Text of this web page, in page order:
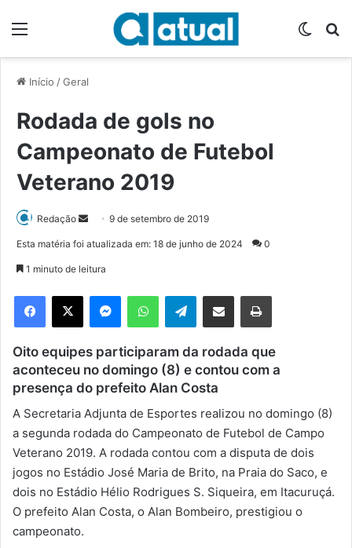
Início /Geral
Rodada de gols no
Campeonato de Futebol
Veterano 2019
Redação
d
e
m
e
-
m
a
9 de setembro de 2019
Esta matéria foi atualizada em: 18 de junho de 2024 0
1 minuto de leitura
Telegram
Oito equipes participaram da rodada que
aconteceu no domingo (8) e contou com a
presença do prefeito Alan Costa
A Secretaria Adjunta de Esportes realizou no domingo (8)
a segunda rodada do Campeonato de Futebol de Campo
Veterano 2019. A rodada contou com a disputa de dois
jogos no Estádio José Maria de Brito, na Praia do Saco, e
dois no Estádio Hélio Rodrigues S. Siqueira, em Itacuruçá.
O prefeito Alan Costa, o Alan Bombeiro, prestigiou o
campeonato.